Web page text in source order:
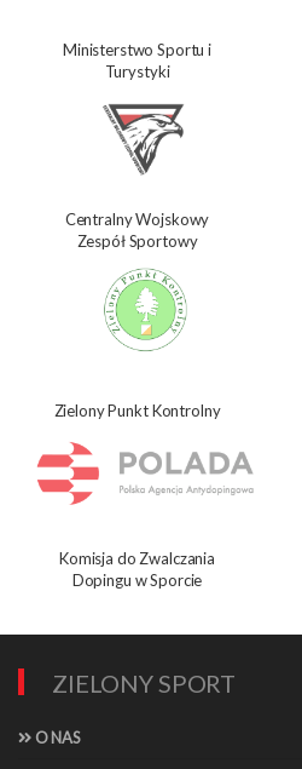
Ministerstwo Sportu i
Turystyki
Centralny Wojskowy
Zespół Sportowy
Zielony Punkt Kontrolny
Komisja do Zwalczania
Dopingu w Sporcie
ZIELONY SPORT
O NAS